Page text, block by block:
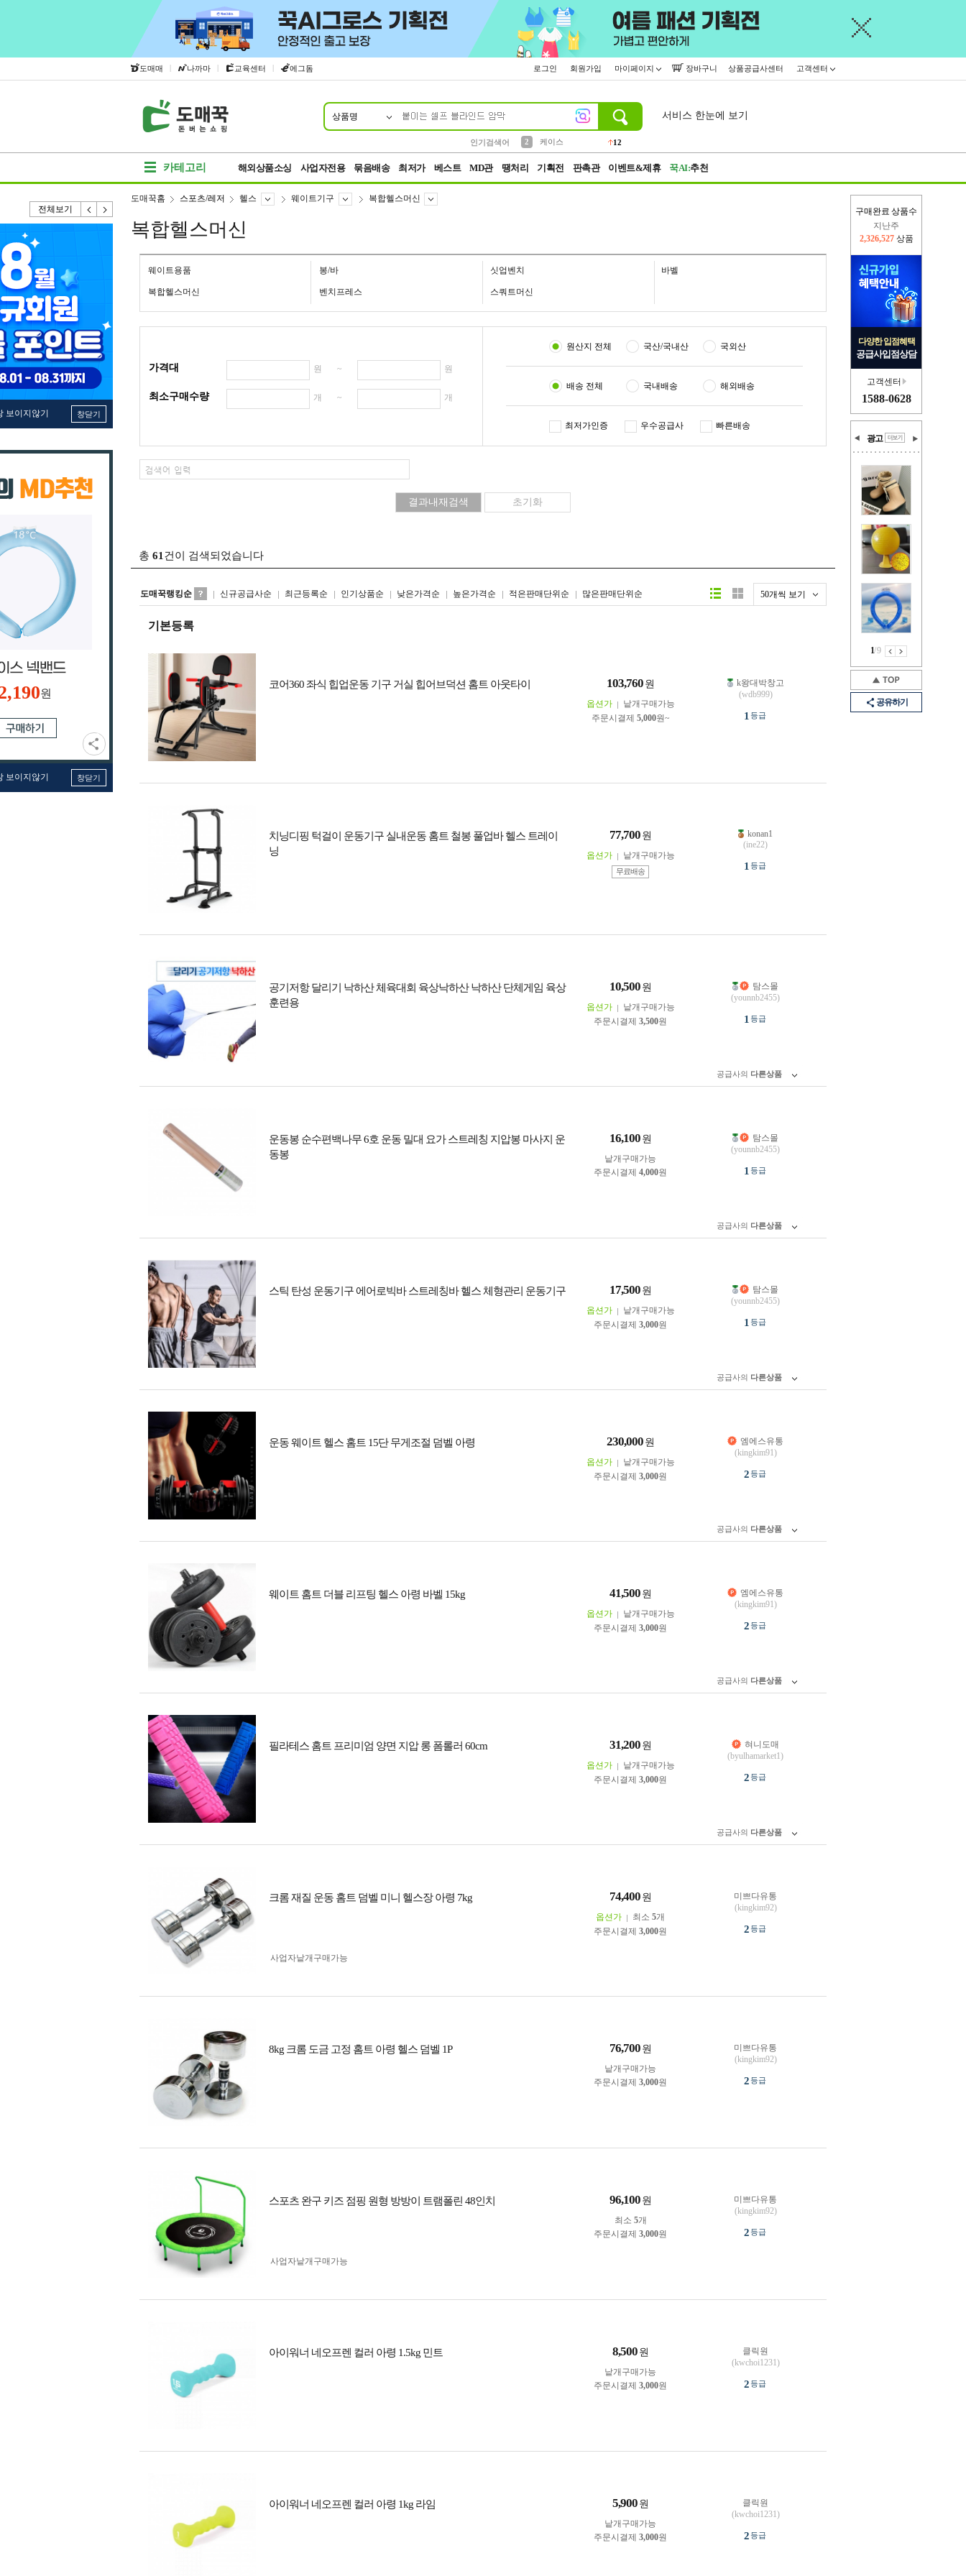
도매매 | 나까마 | 교육센터 | 에그돔 로그인 회원가입 마이페이지 장바구니 상품공급사센터 고객센터
상품명
인기검색어
2
케이스
12
서비스 한눈에 보기
카테고리 해외상품소싱 사업자전용 묶음배송 최저가 베스트 MD관 땡처리 기획전 판촉관 이벤트&제휴 꾹AI:추천
전체보기
보이지않기 창닫기
원
보이지않기 창닫기
구매완료 상품수
이번주
2,229,284 상품
다양한 입점혜택
공급사입점상담
고객센터
1588-0628
광고
1/9
공유하기
도매꾹홈 스포츠/레저 헬스 웨이트기구 복합헬스머신
복합헬스머신
웨이트용품 봉/바 싯업벤치 바벨
복합헬스머신 벤치프레스 스쿼트머신
가격대 원 ~ 원
최소구매수량 개 ~ 개
원산지 전체 국산/국내산 국외산
배송 전체 국내배송 해외배송
최저가인증 우수공급사 빠른배송
총 61 건이 검색되었습니다
도매꾹랭킹순 신규공급사순 최근등록순 인기상품순 낮은가격순 높은가격순 적은판매단위순 많은판매단위순 50개씩 보기
리스트형갤러리형
기본등록
코어360 좌식 힙업운동 기구 거실 힙어브덕션 홈트 아웃타이 103,760 원
옵션가
낱개구매가능
주문시결제 5,000원~
k왕대박창고
(wdb999)
1 등급
치닝디핑 턱걸이 운동기구 실내운동 홈트 철봉 풀업바 헬스 트레이
닝
77,700 원
옵션가 낱개구매가능
무료배송
konan1
(ine22)
1 등급
공기저항 달리기 낙하산 체육대회 육상낙하산 낙하산 단체게임 육상
훈련용
10,500 원
옵션가
낱개구매가능
주문시결제 3,500원
탐스몰
(younnb2455)
1 등급
공급사의 다른상품
운동봉 순수편백나무 6호 운동 밀대 요가 스트레칭 지압봉 마사지 운
동봉
16,100 원
낱개구매가능
주문시결제 4,000원
탐스몰
(younnb2455)
1 등급
공급사의 다른상품
스틱 탄성 운동기구 에어로빅바 스트레칭바 헬스 체형관리 운동기구 17,500 원
옵션가
낱개구매가능
주문시결제 3,000원
탐스몰
(younnb2455)
1 등급
공급사의 다른상품
운동 웨이트 헬스 홈트 15단 무게조절 덤벨 아령 230,000 원
옵션가
낱개구매가능
주문시결제 3,000원
엠에스유통
(kingkim91)
2등급
공급사의 다른상품
웨이트 홈트 더블 리프팅 헬스 아령 바벨 15kg 41,500 원
옵션가
낱개구매가능
주문시결제 3,000원
엠에스유통
(kingkim91)
2등급
공급사의 다른상품
필라테스 홈트 프리미엄 양면 지압 롱 폼롤러 60cm 31,200 원
옵션가
낱개구매가능
주문시결제 3,000원
혀니도매
(byulhamarket1)
2등급
공급사의 다른상품
크롬 재질 운동 홈트 덤벨 미니 헬스장 아령 7kg 74,400 원
옵션가 최소 5개
주문시결제 3,000원
사업자 낱개구매가능
미쁘다유통
(kingkim92)
2등급
8kg 크롬 도금 고정 홈트 아령 헬스 덤벨 1P 76,700 원
낱개구매가능
주문시결제 3,000원
미쁘다유통
(kingkim92)
2등급
스포츠 완구 키즈 점핑 원형 방방이 트램폴린 48인치 96,100 원
최소 5개
주문시결제 3,000원
사업자 낱개구매가능
미쁘다유통
(kingkim92)
2등급
아이워너 네오프렌 컬러 아령 1.5kg 민트 8,500 원
낱개구매가능
주문시결제 3,000원
클릭원
(kwchoi1231)
2등급
아이워너 네오프렌 컬러 아령 1kg 라임 5,900 원
낱개구매가능
주문시결제 3,000원
클릭원
(kwchoi1231)
2등급